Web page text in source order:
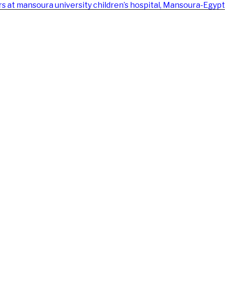
at mansoura university children’s hospital, Mansoura-Egypt